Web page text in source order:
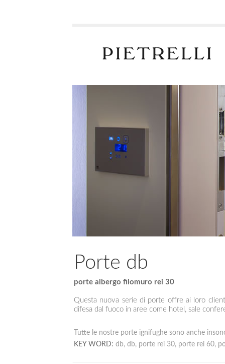
Porte db
porte albergo filomuro rei 30
Questa nuova serie di porte offre ai loro
difesa dal fuoco in aree come hotel, sale
Tutte le nostre porte ignifughe sono anche
KEY WORD: db, db, porte rei 30, porte rei 60,